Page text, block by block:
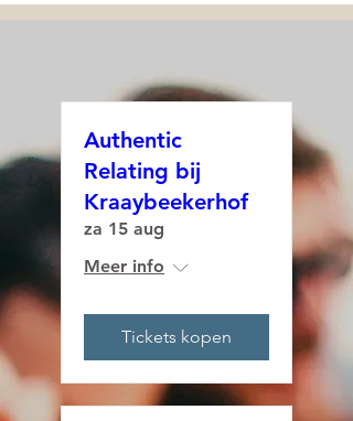
Authentic
Relating bij
Kraaybeekerhof
za 15 aug
Meer info
Tickets kopen